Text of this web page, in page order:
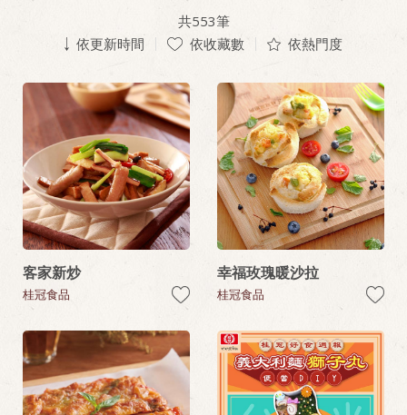
共553筆
依更新時間
依收藏數 依熱門度
客家新炒
桂冠食品
幸福玫瑰暖沙拉
桂冠食品